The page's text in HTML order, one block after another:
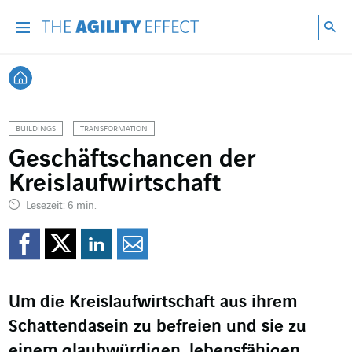
Zurück zur Startseite
BUILDINGS TRANSFORMATION
Geschäftschancen der
Kreislaufwirtschaft
Lesezeit: 6 min.
Auf Facebook teilen
Auf Twitter teilen
Auf LinkedIn
Um die Kreislaufwirtschaft aus ihrem
Schattendasein zu befreien und sie zu